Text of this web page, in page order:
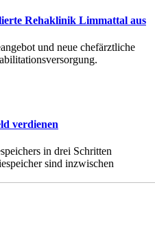
Rehaklinik Limmattal aus
und neue chefärztliche
verdienen
in drei Schritten
sind inzwischen